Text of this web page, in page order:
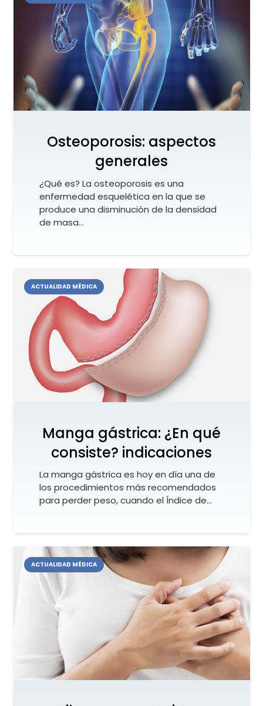
Osteoporosis: aspectos
generales
¿Qué es? La osteoporosis es una
enfermedad esquelética en la que se
produce una disminución de la densidad
de masa…
ACTUALIDAD MÉDICA
Manga gástrica: ¿En qué
consiste? indicaciones
La manga gástrica es hoy en día una de
los procedimientos más recomendados
para perder peso, cuando el Índice de…
ACTUALIDAD MÉDICA